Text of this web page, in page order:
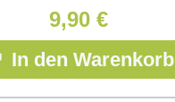
9,90 €
In den Warenkorb